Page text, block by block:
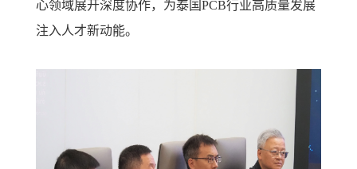
心领域展开深度协作，为泰国PCB行业高质量发展
注入人才新动能。